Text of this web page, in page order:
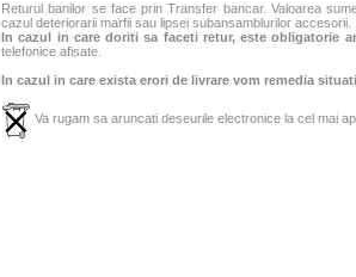
Returul banilor se face prin Transfer bancar. Valoarea
cazul deteriorarii marfii sau lipsei subansamblurilor accesorii.
In cazul in care doriti sa faceti retur, este obligatorie
telefonice afisate.
In cazul in care exista erori de livrare vom remedia
Va rugam sa aruncati deseurile electronice la cel mai